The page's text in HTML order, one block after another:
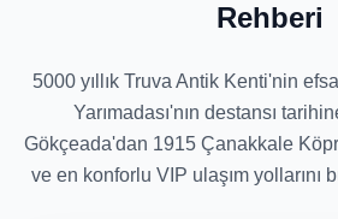
Rehberi
5000 yıllık Truva Antik Kenti'nin
Yarımadası'nın destansı
Gökçeada'dan 1915 Çanakkale
ve en konforlu VIP ulaşım yollarını